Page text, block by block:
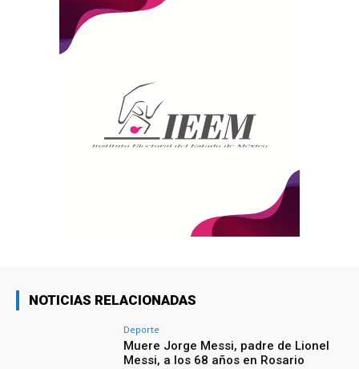
NOTICIAS RELACIONADAS
Deporte
Muere Jorge Messi, padre de Lionel
Messi, a los 68 años en Rosario